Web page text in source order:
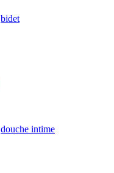
bidet
douche intime